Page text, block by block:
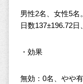
男性2名、女性5名
日数137±196.72日
・効果
無効：0名、やや